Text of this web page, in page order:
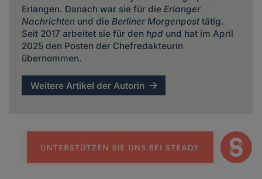
Erlangen. Danach war sie für die Erlanger
Nachrichtenund die Berliner Morgenposttätig.
Seit 2017 arbeitet sie für den hpdund hat im April
2025 den Posten der Chefredakteurin
übernommen.
Weitere Artikel der Autorin